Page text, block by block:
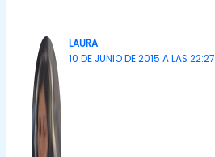
LAURA
10 DE JUNIO DE 2015 A LAS 22:27